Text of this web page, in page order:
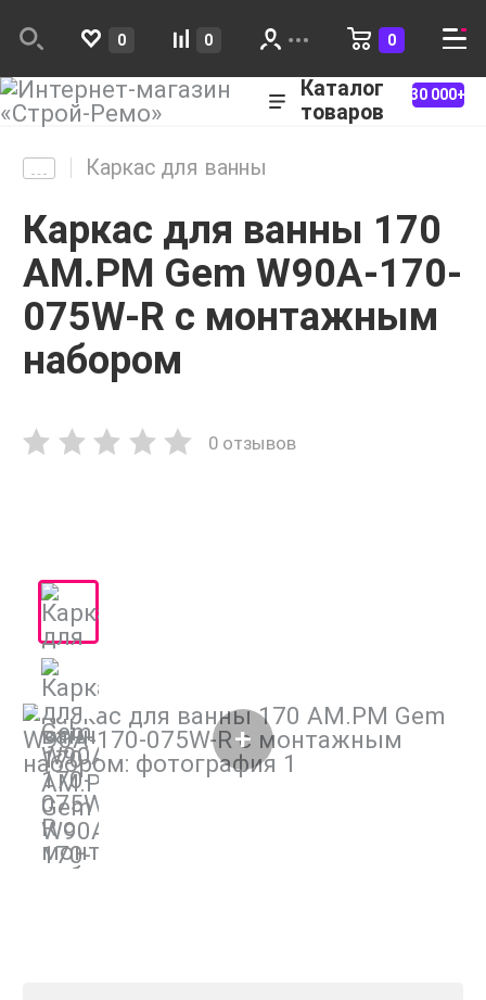
0 0 0
Каталог
товаров
30 000+
Каркас для ванны
Каркас для ванны 170
AM.PM Gem W90A-170-
075W-R с монтажным
набором
0 отзывов